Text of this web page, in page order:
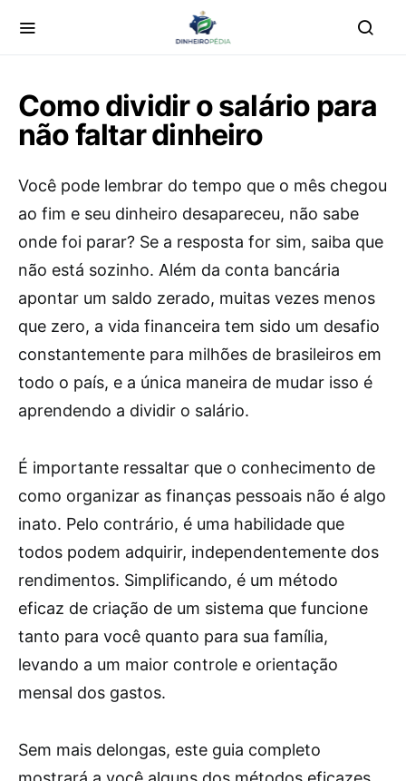
Como dividir o salário para
não faltar dinheiro
Você pode lembrar do tempo que o mês chegou
ao fim e seu dinheiro desapareceu, não sabe
onde foi parar? Se a resposta for sim, saiba que
não está sozinho. Além da conta bancária
apontar um saldo zerado, muitas vezes menos
que zero, a vida financeira tem sido um desafio
constantemente para milhões de brasileiros em
todo o país, e a única maneira de mudar isso é
aprendendo a dividir o salário.
É importante ressaltar que o conhecimento de
como organizar as finanças pessoais não é algo
inato. Pelo contrário, é uma habilidade que
todos podem adquirir, independentemente dos
rendimentos. Simplificando, é um método
eficaz de criação de um sistema que funcione
tanto para você quanto para sua família,
levando a um maior controle e orientação
mensal dos gastos.
Sem mais delongas, este guia completo